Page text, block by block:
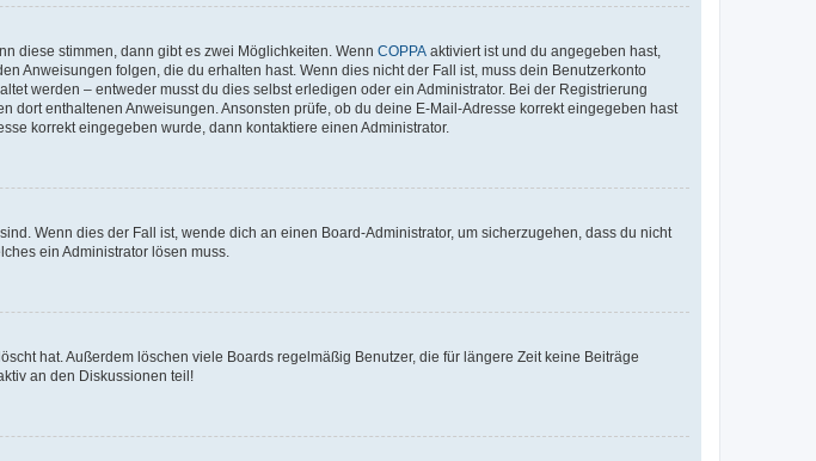
diese stimmen, dann gibt es zwei Möglichkeiten. Wenn COPPA aktiviert ist und du angegeben hast,
Anweisungen folgen, die du erhalten hast. Wenn dies nicht der Fall ist, muss dein Benutzerkonto
werden – entweder musst du dies selbst erledigen oder ein Administrator. Bei der Registrierung
enthaltenen Anweisungen. Ansonsten prüfe, ob du deine E-Mail-Adresse korrekt eingegeben hast
korrekt eingegeben wurde, dann kontaktiere einen Administrator.
Wenn dies der Fall ist, wende dich an einen Board-Administrator, um sicherzugehen, dass du nicht
ein Administrator lösen muss.
hat. Außerdem löschen viele Boards regelmäßig Benutzer, die für längere Zeit keine Beiträge
an den Diskussionen teil!